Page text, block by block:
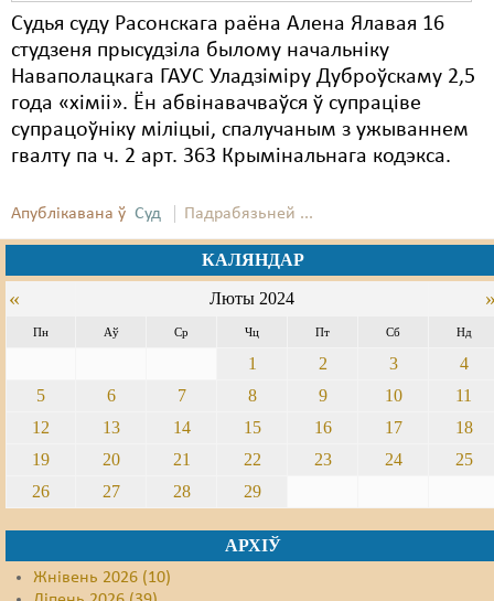
Судья суду Расонскага раёна Алена Ялавая 16
студзеня прысудзіла былому начальніку
Наваполацкага ГАУС Уладзіміру Дуброўскаму 2,5
года «хіміі». Ён абвінавачваўся ў супраціве
супрацоўніку міліцыі, спалучаным з ужываннем
гвалту па ч. 2 арт. 363 Крымінальнага кодэкса.
Апублікавана ў Суд Падрабязьней ...
КАЛЯНДАР
« Люты 2024
Пн Аў Ср Чц Пт Сб Нд
1 2 3
4
5
6 7 8 9 10
11
12
13 14 15 16 17
18
19
20 21 22 23 24
25
26
27 28 29
АРХІЎ
Жнівень 2026 (10)